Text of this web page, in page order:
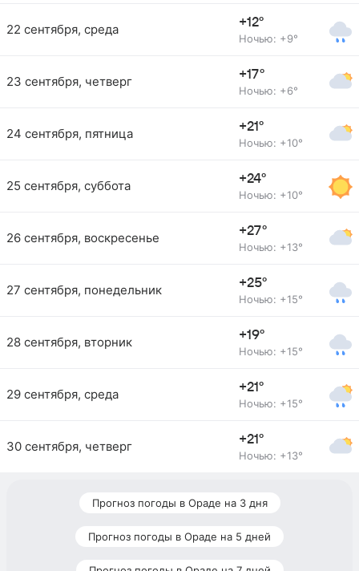
22 сентября, среда +12°
Ночью: +9°
23 сентября, четверг +17°
Ночью: +6°
24 сентября, пятница +21°
Ночью: +10°
25 сентября, суббота +24°
Ночью: +10°
26 сентября, воскресенье +27°
Ночью: +13°
27 сентября, понедельник +25°
Ночью: +15°
28 сентября, вторник +19°
Ночью: +15°
29 сентября, среда +21°
Ночью: +15°
30 сентября, четверг +21°
Ночью: +13°
Прогноз погоды в Ораде на 3 дня
Прогноз погоды в Ораде на 5 дней